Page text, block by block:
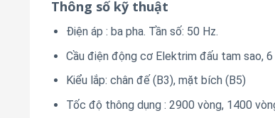
Thông số kỹ thuật
Điện áp : ba pha. Tần số: 50 Hz.
Cầu điện động cơ Elektrim đấu tam sao, 6
Kiểu lắp: chân đế (B3), mặt bích (B5)
Tốc độ thông dụng : 2900 vòng, 1400